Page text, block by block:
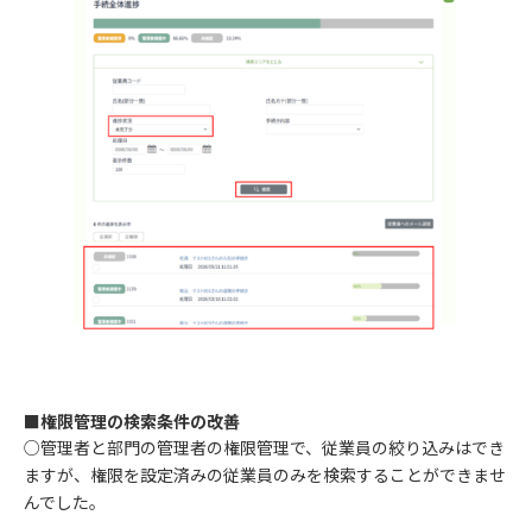
■権限管理の検索条件の改善
○管理者と部門の管理者の権限管理で、従業員の絞り込みはでき
ますが、権限を設定済みの従業員のみを検索することができませ
んでした。